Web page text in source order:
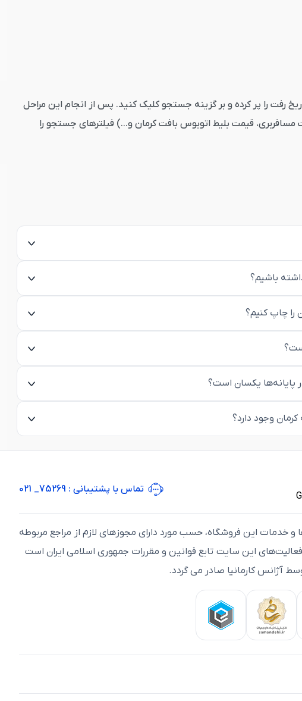
را وارد کنید. تاریخ رفت را پر کرده و بر گزینه جستجو کلیک کنید. پس از انجام این مراحل
قیمت بلیط اتوبوس بافت کرمان و...) فیلترهای جستجو را
باشیم؟
را چاپ کنیم؟
پایانه‌ها یکسان است؟
تماس با پشتیبانی : 75269_ 021
و خدمات اين فروشگاه، حسب مورد دارای مجوزهای لازم از مراجع مربوطه
اين سايت تابع قوانين و مقررات جمهوری اسلامی ايران است
آژانس کارمانیا صادر می گردد.